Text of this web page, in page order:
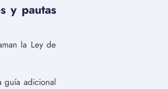
y pautas
la Ley de
guía adicional